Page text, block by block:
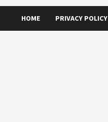
HOME PRIVACY POLICY